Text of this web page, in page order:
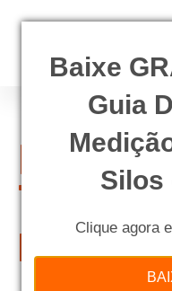
Baixe
Guia
Silos
Clique agora
Tudo
precisa